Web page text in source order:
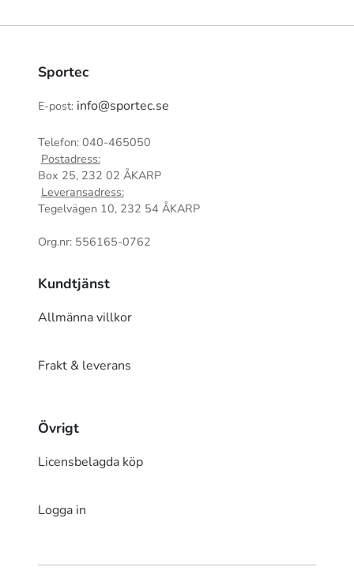
Sportec
E-post: info@sportec.se
Telefon: 040-465050
Postadress:
Box 25, 232 02 ÅKARP
Leveransadress:
Tegelvägen 10, 232 54 ÅKARP
Org.nr: 556165-0762
Kundtjänst
Allmänna villkor
Frakt & leverans
Övrigt
Licensbelagda köp
Logga in